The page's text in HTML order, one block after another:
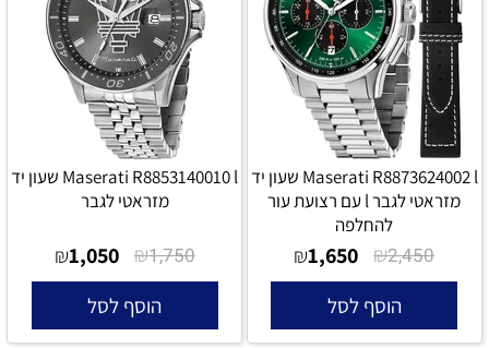
Maserati R8873624002 l שעון יד
מזראטי לגבר l עם רצועת עור
להחלפה
₪2,450
₪1,650
הוסף לסל
Maserati R8853140010 l שעון יד
מזראטי לגבר
₪1,750
₪1,050
הוסף לסל